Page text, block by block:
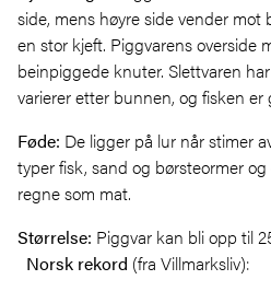
side, mens høyre side vender
en stor kjeft. Piggvarens overside
beinpiggede knuter. Slettvaren
varierer etter bunnen, og fisken er
Føde: De ligger på lur når stimer
typer fisk, sand og børsteormer
regne som mat.
Størrelse: Piggvar kan bli opp til
Norsk rekord (fra Villmarksliv):